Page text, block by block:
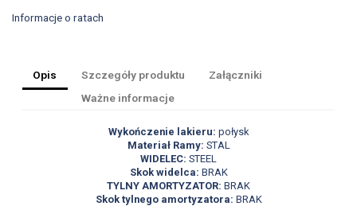
Informacje o ratach
Opis Szczegóły produktu
Załączniki
Ważne informacje
Wykończenie lakieru: połysk
Materiał Ramy: STAL
WIDELEC: STEEL
Skok widelca: BRAK
TYLNY AMORTYZATOR: BRAK
Skok tylnego amortyzatora: BRAK